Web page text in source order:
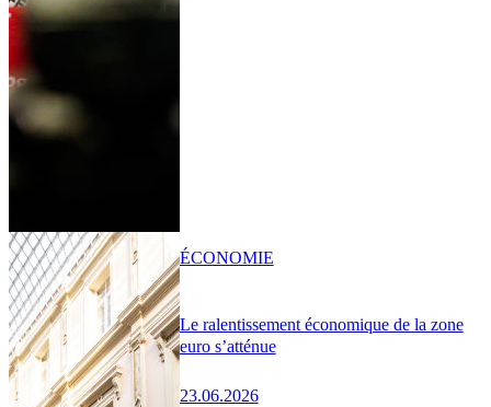
Le ralentissement économique de la zone
euro s’atténue
23.06.2026
ÉCONOMIE